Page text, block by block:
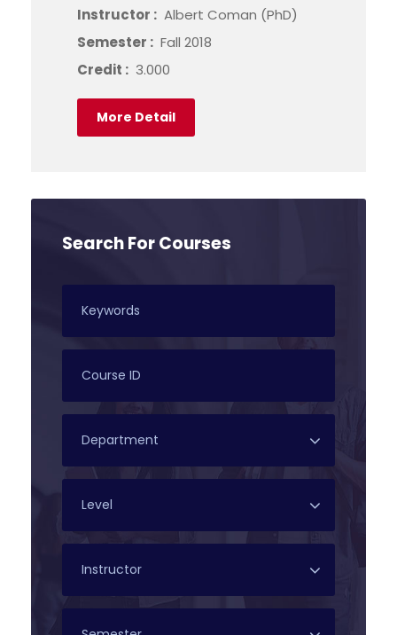
Instructor : Albert Coman (PhD)
Semester : Fall 2018
Credit : 3.000
More Detail
Search For Courses